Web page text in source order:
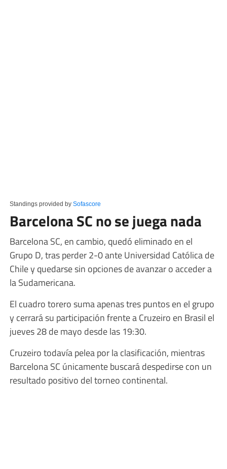
Standings provided by Sofascore
Barcelona SC no se juega nada
Barcelona SC, en cambio, quedó eliminado en el
Grupo D, tras perder 2-0 ante Universidad Católica de
Chile y quedarse sin opciones de avanzar o acceder a
la Sudamericana.
El cuadro torero suma apenas tres puntos en el grupo
y cerrará su participación frente a Cruzeiro en Brasil el
jueves 28 de mayo desde las 19:30.
Cruzeiro todavía pelea por la clasificación, mientras
Barcelona SC únicamente buscará despedirse con un
resultado positivo del torneo continental.